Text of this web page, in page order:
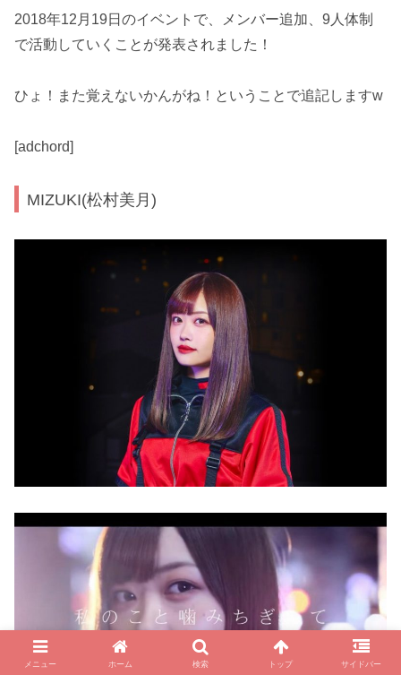
2018年12月19日のイベントで、メンバー追加、9人体制
で活動していくことが発表されました！
ひょ！また覚えないかんがね！ということで追記しますw
[adchord]
MIZUKI(松村美月)
メニュー ホーム 検索 トップ サイドバー